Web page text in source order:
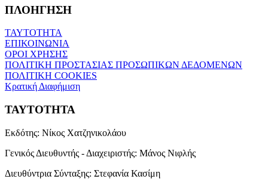
ΠΛΟΗΓΗΣΗ
ΤΑΥΤΟΤΗΤΑ
ΕΠΙΚΟΙΝΩΝΙΑ
ΟΡΟΙ ΧΡΗΣΗΣ
ΠΟΛΙΤΙΚΗ ΠΡΟΣΤΑΣΙΑΣ ΠΡΟΣΩΠΙΚΩΝ ΔΕΔΟΜΕΝΩΝ
ΠΟΛΙΤΙΚΗ COOKIES
Κρατική Διαφήμιση
ΤΑΥΤΟΤΗΤΑ
Εκδότης: Νίκος Χατζηνικολάου
Γενικός Διευθυντής - Διαχειριστής: Μάνος Νιφλής
Διευθύντρια Σύνταξης: Στεφανία Κασίμη